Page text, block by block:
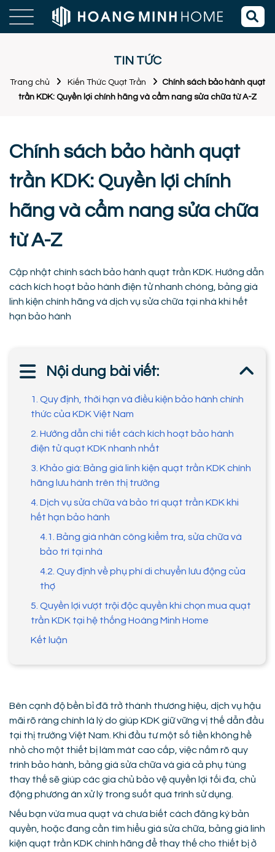
TIN TỨC
Trang chủ Kiến Thức Quạt Trần
Chính sách bảo hành quạt
trần KDK: Quyền lợi chính hãng và cẩm nang sửa chữa từ A-Z
Chính sách bảo hành quạt
trần KDK: Quyền lợi chính
hãng và cẩm nang sửa chữa
từ A-Z
Cập nhật chính sách bảo hành quạt trần KDK. Hướng dẫn
cách kích hoạt bảo hành điện tử nhanh chóng, bảng giá
linh kiện chính hãng và dịch vụ sửa chữa tại nhà khi hết
hạn bảo hành
Nội dung bài viết:
1. Quy định, thời hạn và điều kiện bảo hành chính
thức của KDK Việt Nam
2. Hướng dẫn chi tiết cách kích hoạt bảo hành
điện tử quạt KDK nhanh nhất
3. Khảo giá: Bảng giá linh kiện quạt trần KDK chính
hãng lưu hành trên thị trường
4. Dịch vụ sửa chữa và bảo trì quạt trần KDK khi
hết hạn bảo hành
4.1. Bảng giá nhân công kiểm tra, sửa chữa và
bảo trì tại nhà
4.2. Quy định về phụ phí di chuyển lưu động của
thợ
5. Quyền lợi vượt trội độc quyền khi chọn mua quạt
trần KDK tại hệ thống Hoàng Minh Home
Kết luận
Bên cạnh độ bền bỉ đã trở thành thương hiệu, dịch vụ hậu
mãi rõ ràng chính là lý do giúp KDK giữ vững vị thế dẫn đầu
tại thị trường Việt Nam. Khi đầu tư một số tiền không hề
nhỏ cho một thiết bị làm mát cao cấp, việc nắm rõ quy
trình bảo hành, bảng giá sửa chữa và giá cả phụ tùng
thay thế sẽ giúp các gia chủ bảo vệ quyền lợi tối đa, chủ
động phương án xử lý trong suốt quá trình sử dụng.
Nếu bạn vừa mua quạt và chưa biết cách đăng ký bản
quyền, hoặc đang cần tìm hiểu giá sửa chữa, bảng giá linh
kiện quạt trần KDK chính hãng để thay thế cho thiết bị ở